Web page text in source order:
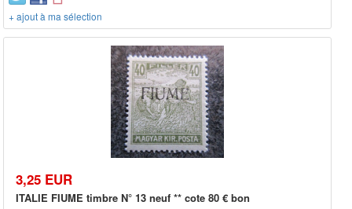
+ ajout à ma sélection
3,25 EUR
ITALIE FIUME timbre N° 13 neuf ** cote 80 € bon